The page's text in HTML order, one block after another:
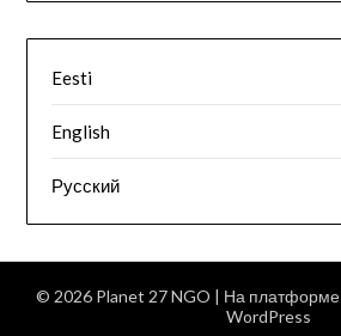
Eesti
English
Русский
© 2026 Planet 27 NGO | На платформе
WordPress